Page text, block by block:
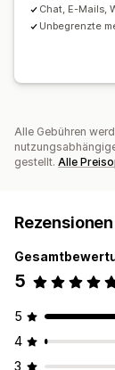
Chat, E-Mails,
Unbegrenzte
Alle Gebühren
gestellt. Alle
Rezensionen
5
5
4
3